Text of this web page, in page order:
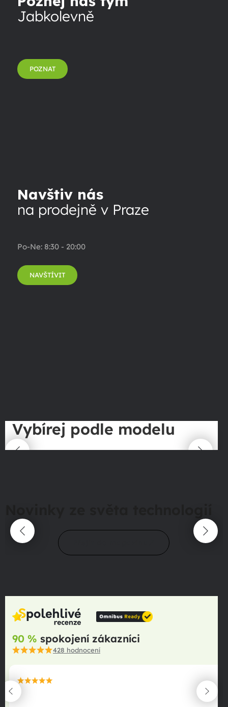
Jabkolevně
POZNAT
Navštiv nás
na prodejně v Praze
Po-Ne: 8:30 - 20:00
NAVŠTÍVIT
Vybírej podle modelu
90 % spokojení zákazníci
428 hodnocení
maximální spokojenost
22.06.2025